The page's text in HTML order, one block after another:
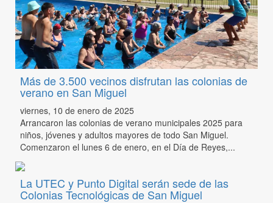
Más de 3.500 vecinos disfrutan las colonias de
verano en San Miguel
viernes, 10 de enero de 2025
Arrancaron las colonias de verano municipales 2025 para
niños, jóvenes y adultos mayores de todo San Miguel.
Comenzaron el lunes 6 de enero, en el Día de Reyes,...
La UTEC y Punto Digital serán sede de las
Colonias Tecnológicas de San Miguel